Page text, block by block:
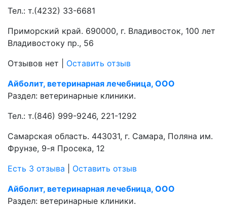
Тел.: т.(4232) 33-6681
Приморский край. 690000, г. Владивосток, 100 лет
Владивостоку пр., 56
Отзывов нет
Оставить отзыв
Айболит, ветеринарная лечебница, ООО
Раздел: ветеринарные клиники.
Тел.: т.(846) 999-9246, 221-1292
Самарская область. 443031, г. Самара, Поляна им.
Фрунзе, 9-я Просека, 12
Есть 3 отзыва
Оставить отзыв
Айболит, ветеринарная лечебница, ООО
Раздел: ветеринарные клиники.